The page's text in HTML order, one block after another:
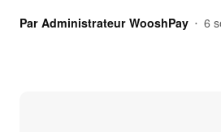
Par Administrateur WooshPay • 6